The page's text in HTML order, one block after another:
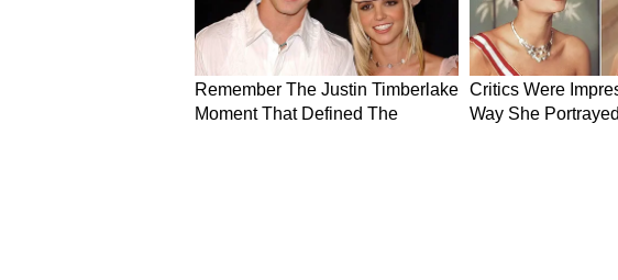
Image Credit :Amazon.com
Office watches for ladies
Carlington ब्रांड की यह वॉच बहुत ही प्रीमियम और